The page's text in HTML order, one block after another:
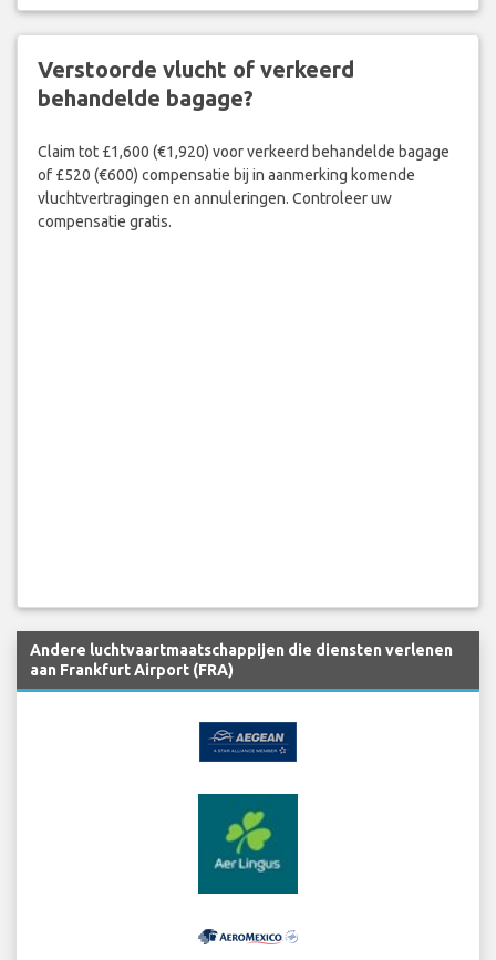
Verstoorde vlucht of verkeerd
behandelde bagage?
Claim tot £1,600 (€1,920) voor verkeerd behandelde bagage
of £520 (€600) compensatie bij in aanmerking komende
vluchtvertragingen en annuleringen. Controleer uw
compensatie gratis.
Andere luchtvaartmaatschappijen die diensten verlenen
aan Frankfurt Airport (FRA)